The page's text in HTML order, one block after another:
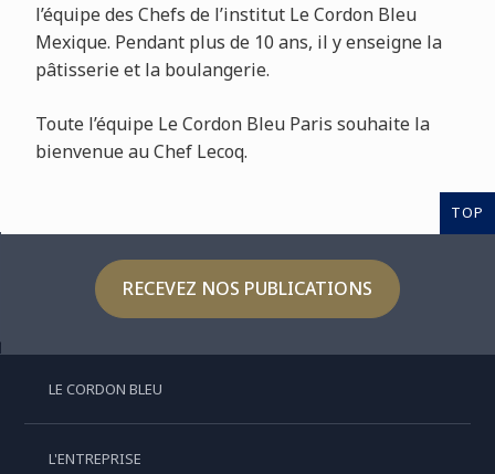
l’équipe des Chefs de l’institut Le Cordon Bleu
Mexique. Pendant plus de 10 ans, il y enseigne la
pâtisserie et la boulangerie.
Toute l’équipe Le Cordon Bleu Paris souhaite la
bienvenue au Chef Lecoq.
TOP
RECEVEZ NOS PUBLICATIONS
LE CORDON BLEU
L'ENTREPRISE